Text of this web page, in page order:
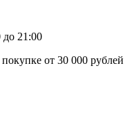
до 21:00
от 30 000 рублей